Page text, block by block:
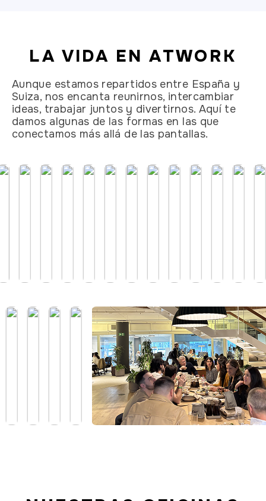
LA VIDA EN ATWORK
Aunque estamos repartidos entre España y
Suiza, nos encanta reunirnos, intercambiar
ideas, trabajar juntos y divertirnos. Aquí te
damos algunas de las formas en las que
conectamos más allá de las pantallas.